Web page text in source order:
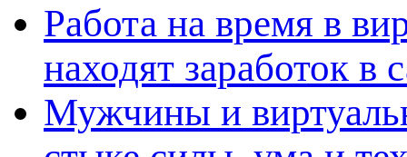
Работа на время в
находят заработок
Мужчины и